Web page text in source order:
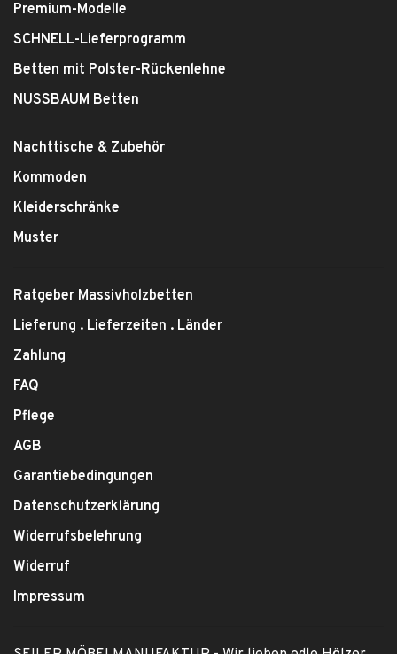
Premium-Modelle
SCHNELL-Lieferprogramm
Betten mit Polster-Rückenlehne
NUSSBAUM Betten
Nachttische & Zubehör
Kommoden
Kleiderschränke
Muster
Ratgeber Massivholzbetten
Lieferung . Lieferzeiten . Länder
Zahlung
FAQ
Pflege
AGB
Garantiebedingungen
Datenschutzerklärung
Widerrufsbelehrung
Widerruf
Impressum